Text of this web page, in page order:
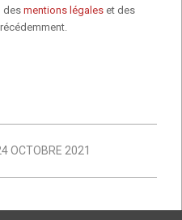
des mentions légales et des
OCTOBRE 2021